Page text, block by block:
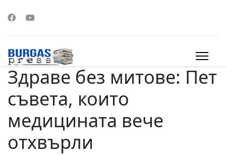
Здраве без митове: Пет
съвета, които
медицината вече
отхвърли